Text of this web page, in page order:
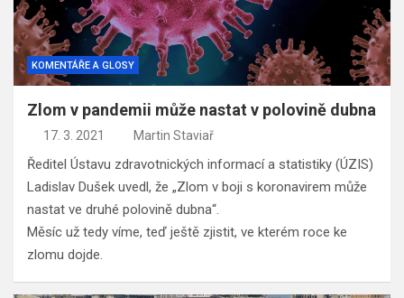
KOMENTÁŘE A GLOSY
Zlom v pandemii může nastat v polovině dubna
17. 3. 2021 Martin Staviař
Ředitel Ústavu zdravotnických informací a statistiky (ÚZIS)
Ladislav Dušek uvedl, že „Zlom v boji s koronavirem může
nastat ve druhé polovině dubna“.
Měsíc už tedy víme, teď ještě zjistit, ve kterém roce ke
zlomu dojde.